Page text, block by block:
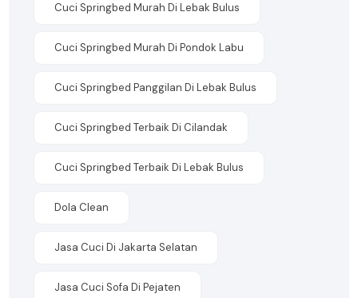
Cuci Springbed Murah Di Lebak Bulus
Cuci Springbed Murah Di Pondok Labu
Cuci Springbed Panggilan Di Lebak Bulus
Cuci Springbed Terbaik Di Cilandak
Cuci Springbed Terbaik Di Lebak Bulus
Dola Clean
Jasa Cuci Di Jakarta Selatan
Jasa Cuci Sofa Di Pejaten